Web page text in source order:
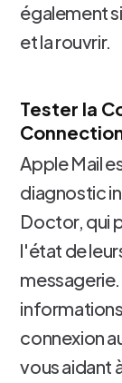
également
et la rouvrir.
Tester la
Apple Mail
diagnostic
Doctor, qui
l'état de
connexion
vous aidant